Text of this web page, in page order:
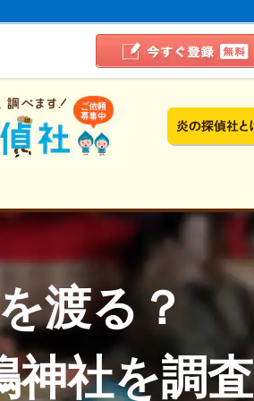
渡る？
神社を調査